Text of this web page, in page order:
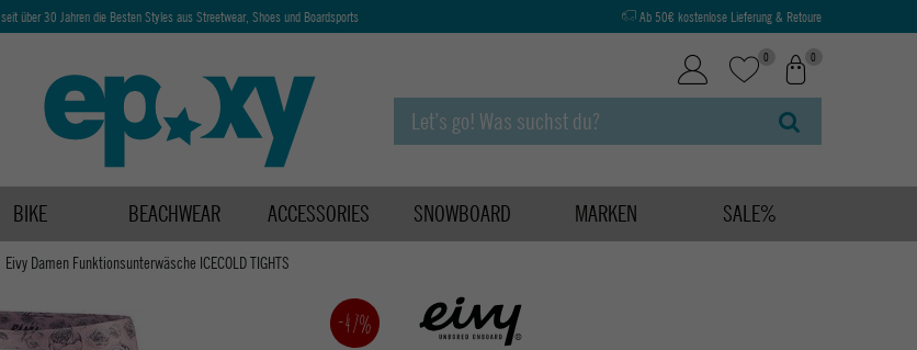
seit über 30 Jahren die Besten Styles aus Streetwear, Shoes und Boardsports Ab 50€ kostenlose Lieferung & Retoure
0 0
BIKE BEACHWEAR ACCESSORIES SNOWBOARD MARKEN SALE%
Eivy Damen Funktionsunterwäsche ICECOLD TIGHTS
-47%